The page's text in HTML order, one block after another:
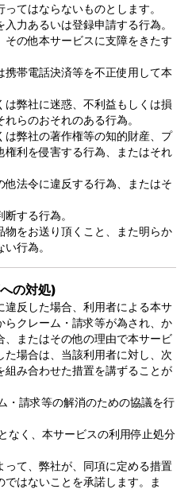
てはならないものとします。
力あるいは登録申請する行為。
の他本サービスに支障をきたす
携帯電話決済等を不正使用して本
弊社に迷惑、不利益もしくは損
らのおそれのある行為。
は弊社の著作権等の知的財産、プ
権利を侵害する行為、またはそれ
法令に違反する行為、またはそ
する行為。
物をお送り頂くこと、また明らか
行為。
の対処)
違反した場合、利用者による本サ
らクレーム・請求等が為され、か
、またはその他の理由で本サービ
た場合は、当該利用者に対し、次
組み合わせた措置を講ずることが
・請求等の解消のための協議を行
なく、本サービスの利用停止処分
って、弊社が、同項に定める措置
はないことを承諾します。ま